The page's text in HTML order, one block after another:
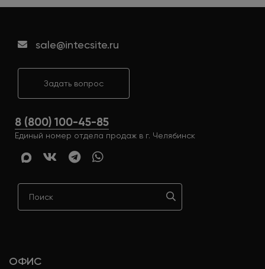
sale@intecsite.ru
Задать вопрос
8 (800) 100-45-85
Единый номер отдела продаж в г. Челябинск
ОФИС